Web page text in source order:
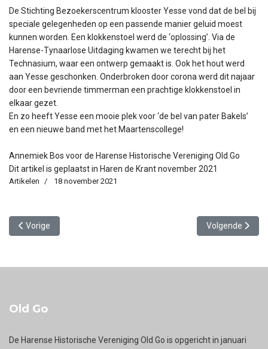
De Stichting Bezoekerscentrum klooster Yesse vond dat de bel bij
speciale gelegenheden op een passende manier geluid moest
kunnen worden. Een klokkenstoel werd de ‘oplossing’. Via de
Harense-Tynaarlose Uitdaging kwamen we terecht bij het
Technasium, waar een ontwerp gemaakt is. Ook het hout werd
aan Yesse geschonken. Onderbroken door corona werd dit najaar
door een bevriende timmerman een prachtige klokkenstoel in
elkaar gezet.
En zo heeft Yesse een mooie plek voor ‘de bel van pater Bakels’
en een nieuwe band met het Maartenscollege!
Annemiek Bos voor de Harense Historische Vereniging Old Go
Dit artikel is geplaatst in Haren de Krant november 2021
Artikelen 18 november 2021
Vorig artikel: Vliegveld Harendermolen
Vorige Volgende
Volgende
Old Go
De Harense Historische Vereniging Old Go is opgericht in januari